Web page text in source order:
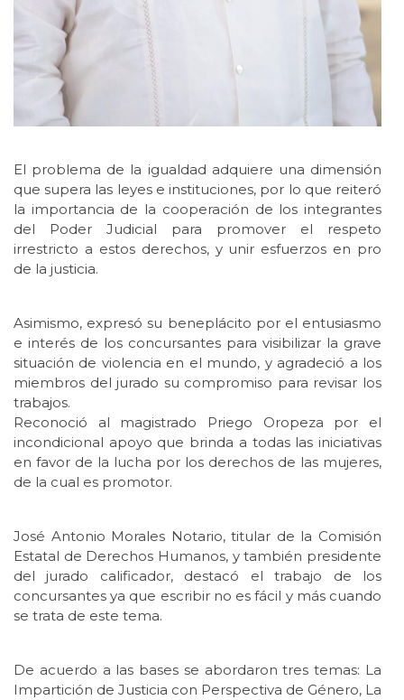
El problema de la igualdad adquiere una dimensión
que supera las leyes e instituciones, por lo que reiteró
la importancia de la cooperación de los integrantes
del Poder Judicial para promover el respeto
irrestricto a estos derechos, y unir esfuerzos en pro
de la justicia.
Asimismo, expresó su beneplácito por el entusiasmo
e interés de los concursantes para visibilizar la grave
situación de violencia en el mundo, y agradeció a los
miembros del jurado su compromiso para revisar los
trabajos.
Reconoció al magistrado Priego Oropeza por el
incondicional apoyo que brinda a todas las iniciativas
en favor de la lucha por los derechos de las mujeres,
de la cual es promotor.
José Antonio Morales Notario, titular de la Comisión
Estatal de Derechos Humanos, y también presidente
del jurado calificador, destacó el trabajo de los
concursantes ya que escribir no es fácil y más cuando
se trata de este tema.
De acuerdo a las bases se abordaron tres temas: La
Impartición de Justicia con Perspectiva de Género, La